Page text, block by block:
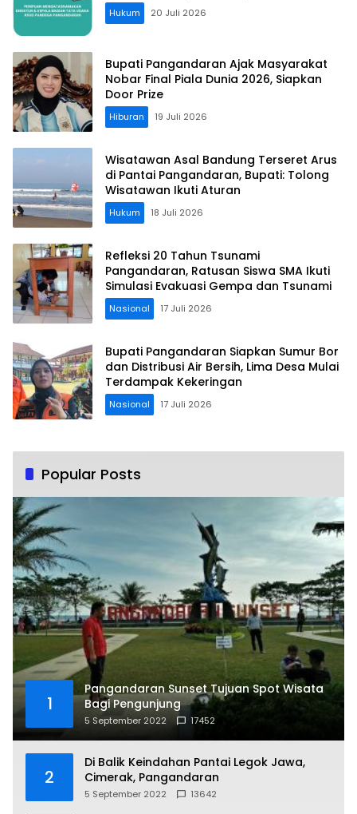
Hukum 20 Juli 2026
Bupati Pangandaran Ajak Masyarakat
Nobar Final Piala Dunia 2026, Siapkan
Door Prize
Hiburan 19 Juli 2026
Wisatawan Asal Bandung Terseret Arus
di Pantai Pangandaran, Bupati: Tolong
Wisatawan Ikuti Aturan
Hukum 18 Juli 2026
Refleksi 20 Tahun Tsunami
Pangandaran, Ratusan Siswa SMA Ikuti
Simulasi Evakuasi Gempa dan Tsunami
Nasional 17 Juli 2026
Bupati Pangandaran Siapkan Sumur Bor
dan Distribusi Air Bersih, Lima Desa Mulai
Terdampak Kekeringan
Nasional 17 Juli 2026
Popular Posts
1
Pangandaran Sunset Tujuan Spot Wisata
Bagi Pengunjung
5 September 2022 17452
2
Di Balik Keindahan Pantai Legok Jawa,
Cimerak, Pangandaran
5 September 2022 13642